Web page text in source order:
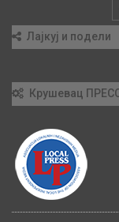
Лајкуј и подели
Крушевац ПРЕСС